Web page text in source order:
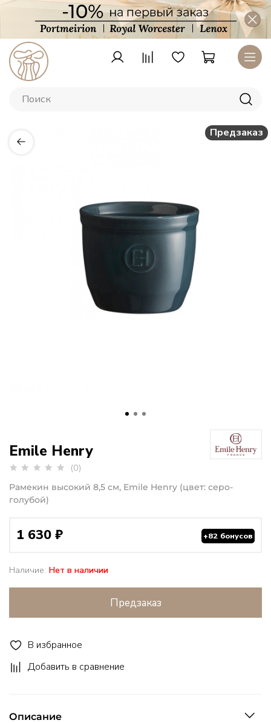
Предзаказ
(0)
Наличие: Нет в наличии
Emile Henry
Рамекин высокий 8,5 см, Emile Henry (цвет: серо-
голубой)
1 630 ₽ +82 бонусов
Предзаказ
В избранное
Добавить в сравнение
Описание